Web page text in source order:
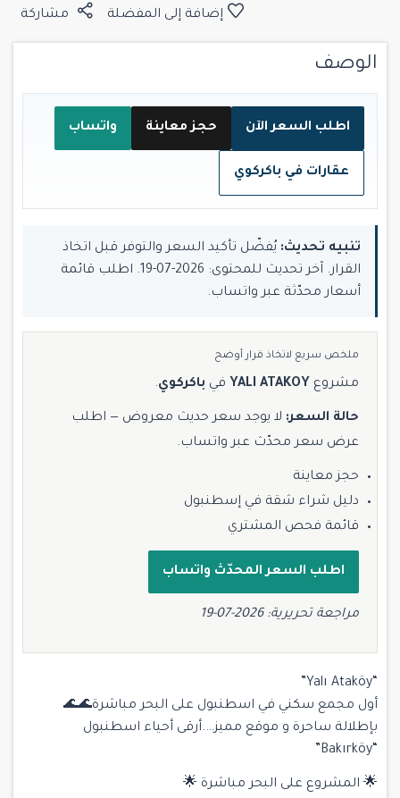
مشاركة إضافة إلى المفضلة
الوصف
اطلب السعر الآن حجز معاينة واتساب
عقارات في باكركوي
تنبيه تحديث: يُفضّل تأكيد السعر والتوفر قبل اتخاذ
القرار. آخر تحديث للمحتوى: 2026-07-19. اطلب قائمة
أسعار محدّثة عبر واتساب.
ملخص سريع لاتخاذ قرار أوضح
مشروع YALI ATAKOY في باكركوي.
حالة السعر: لا يوجد سعر حديث معروض — اطلب
عرض سعر محدّث عبر واتساب.
حجز معاينة
دليل شراء شقة في إسطنبول
قائمة فحص المشتري
اطلب السعر المحدّث واتساب
مراجعة تحريرية: 2026-07-19
أول مجمع سكني في اسطنبول على البحر مباشرة🌊🌊
بإطلالة ساحرة و موقع مميز….أرقى أحياء اسطنبول
🌟 المشروع على البحر مباشرة 🌟